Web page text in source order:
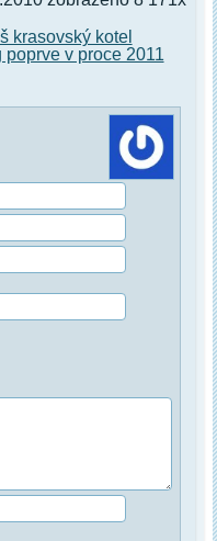
krasovský kotel
poprve v proce 2011